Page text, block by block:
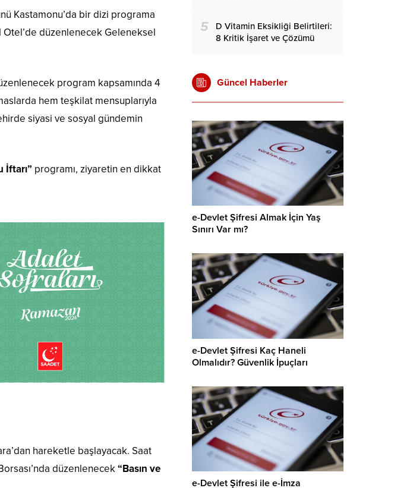
Kastamonu’da bir dizi programa
Otel’de düzenlenecek Geleneksel
program kapsamında 4
hem teşkilat mensuplarıyla
siyasi ve sosyal gündemin
İftarı” programı, ziyaretin en dikkat
hareketle başlayacak. Saat
düzenlenecek“Basın ve
5
D Vitamin Eksikliği Belirtileri:
8 Kritik İşaret ve Çözümü
Güncel Haberler
e-Devlet Şifresi Almak İçin Yaş
Sınırı Var mı?
e-Devlet Şifresi Kaç Haneli
Olmalıdır? Güvenlik İpuçları
e-Devlet Şifresi ile e-İmza